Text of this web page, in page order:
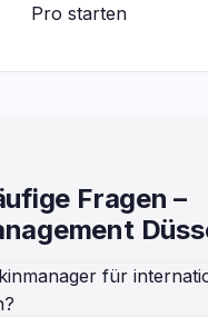
Pro starten
Fragen –
für